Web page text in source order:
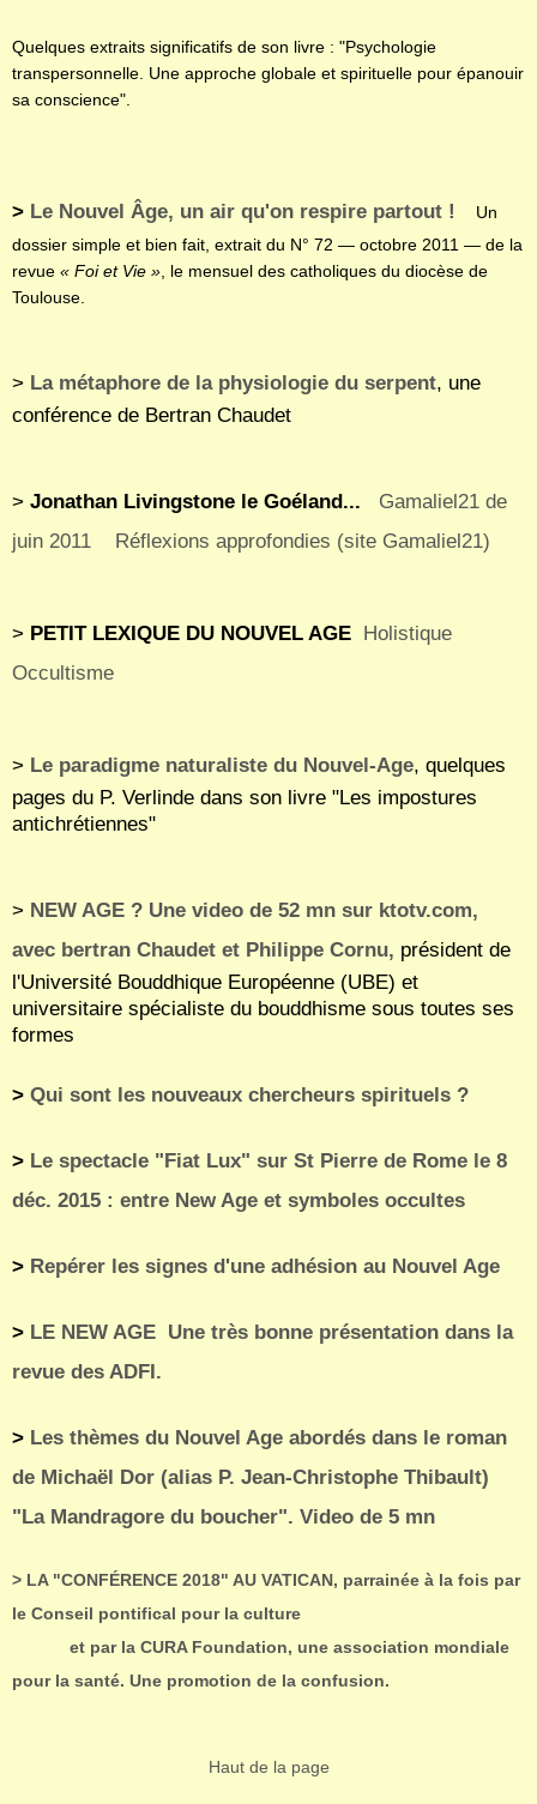
Quelques extraits significatifs de son livre : "Psychologie
transpersonnelle. Une approche globale et spirituelle pour épanouir
sa conscience".
> Le Nouvel Âge, un air qu'on respire partout !
Un
dossier simple et bien fait, extrait du N° 72 — octobre 2011 — de la
revue « Foi et Vie » , le mensuel des catholiques du diocèse de
Toulouse.
> La métaphore de la physiologie du serpent, une
conférence de Bertran Chaudet
> Jonathan Livingstone le Goéland...
Gamaliel21 de
juin 2011
Réflexions approfondies (site Gamaliel21)
> PETIT LEXIQUE DU NOUVEL AGE Holistique
Occultisme
> Le paradigme naturaliste du Nouvel-Age, quelques
pages du P. Verlinde dans son livre "Les impostures
antichrétiennes"
> NEW AGE ? Une video de 52 mn sur ktotv.com,
avec bertran Chaudet et Philippe Cornu, président de
l'Université Bouddhique Européenne (UBE) et
universitaire spécialiste du bouddhisme sous toutes ses
formes
> Qui sont les nouveaux chercheurs spirituels ?
> Le spectacle "Fiat Lux" sur St Pierre de Rome le 8
déc. 2015 : entre New Age et symboles occultes
> Repérer les signes d'une adhésion au Nouvel Age
> LE NEW AGE Une très bonne présentation dans la
revue des ADFI.
> Les thèmes du Nouvel Age abordés dans le roman
de Michaël Dor (alias P. Jean-Christophe Thibault)
"La Mandragore du boucher". Video de 5 mn
> LA "CONFÉRENCE 2018" AU VATICAN, parrainée à la fois par
le Conseil pontifical pour la culture
et par la CURA Foundation, une association mondiale
pour la santé. Une promotion de la confusion.
Haut de la page